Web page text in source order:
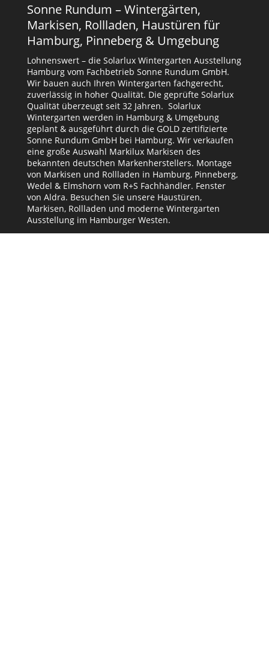
Sonne Rundum – Wintergärten,
Markisen, Rollladen, Haustüren für
Hamburg, Pinneberg & Umgebung
Lohnenswert – die Solarlux Wintergarten Ausstellung
Hamburg vom Fachbetrieb Sonne Rundum GmbH.
Wir bauen auch Ihren Wintergarten fachgerecht,
zuverlässig in hoher Qualität. Die geprüfte Solarlux
Qualität überzeugt seit 32 Jahren. Solarlux
Wintergarten werden in Hamburg & Umgebung
geplant & ausgeführt durch die GOLD zertifizierte
Sonne Rundum GmbH bei Hamburg. Wir verkaufen
eine große Auswahl Markilux Markisen des
bekannten deutschen Markenherstellers. Montage
von Markisen und Rollladen in Hamburg, Pinneberg,
Wedel & Elmshorn vom R+S Fachhändler. Fenster
von Aldra. Besuchen Sie unsere Haustüren,
Markisen, Rollladen und moderne Wintergarten
Ausstellung im Hamburger Westen.